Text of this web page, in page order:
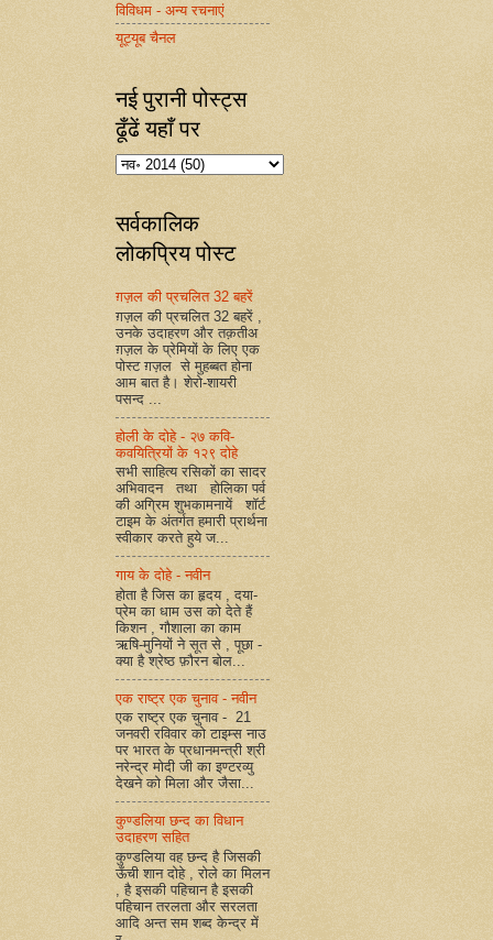
विविधम - अन्य रचनाएं
यूट्यूब चैनल
नई पुरानी पोस्ट्स
ढूँढें यहाँ पर
सर्वकालिक
लोकप्रिय पोस्ट
ग़ज़ल की प्रचलित 32 बहरें
ग़ज़ल की प्रचलित 32 बहरें ,
उनके उदाहरण और तक़तीअ
ग़ज़ल के प्रेमियों के लिए एक
पोस्ट ग़ज़ल से मुहब्बत होना
आम बात है। शेरो-शायरी
पसन्द ...
होली के दोहे - २७ कवि-
कवयित्रियों के १२९ दोहे
सभी साहित्य रसिकों का सादर
अभिवादन तथा होलिका पर्व
की अग्रिम शुभकामनायें शॉर्ट
टाइम के अंतर्गत हमारी प्रार्थना
स्वीकार करते हुये ज...
गाय के दोहे - नवीन
होता है जिस का हृदय , दया-
प्रेम का धाम उस को देते हैं
किशन , गौशाला का काम
ऋषि-मुनियों ने सूत से , पूछा -
क्या है श्रेष्ठ फ़ौरन बोल...
एक राष्ट्र एक चुनाव - नवीन
एक राष्ट्र एक चुनाव - 21
जनवरी रविवार को टाइम्स नाउ
पर भारत के प्रधानमन्त्री श्री
नरेन्द्र मोदी जी का इण्टरव्यु
देखने को मिला और जैसा...
कुण्डलिया छन्द का विधान
उदाहरण सहित
कुण्डलिया वह छन्द है जिसकी
ऊँची शान दोहे , रोले का मिलन
, है इसकी पहिचान है इसकी
पहिचान तरलता और सरलता
आदि अन्त सम शब्द केन्द्र में